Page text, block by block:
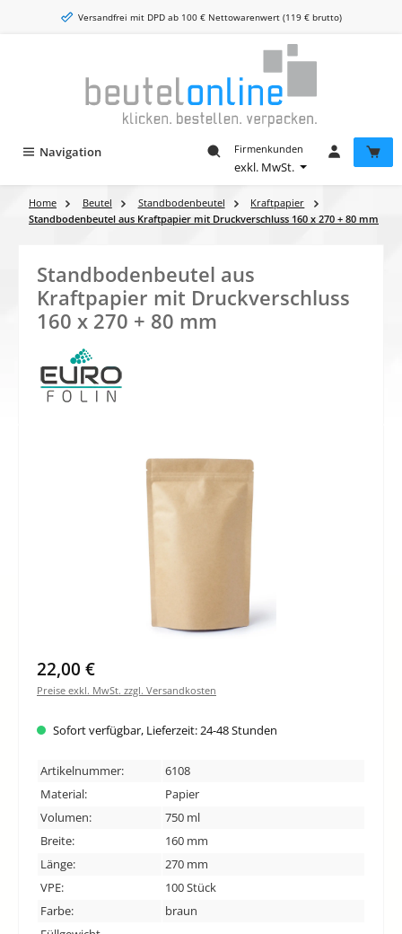
Zum Hauptinhalt springenVersandfrei mit DPD ab 100 € Nettowarenwert (119 € brutto)
Navigation Firmenkunden
exkl. MwSt.
Home Beutel Standbodenbeutel
Kraftpapier
Standbodenbeutel aus Kraftpapier mit Druckverschluss 160 x 270 + 80 mm
Standbodenbeutel aus
Kraftpapier mit Druckverschluss
160 x 270 + 80 mm
22,00 €
Preise exkl. MwSt. zzgl. Versandkosten
Sofort verfügbar, Lieferzeit: 24-48 Stunden
Artikelnummer:
6108
Material:
Papier
Volumen:
750 ml
Breite:
160 mm
Länge:
270 mm
VPE:
100 Stück
Farbe:
braun